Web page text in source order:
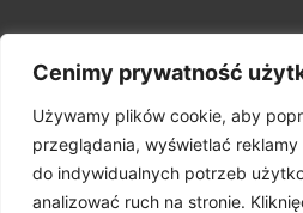
Cenimy prywatność
Używamy plików cookie, aby
przeglądania, wyświetlać
do indywidualnych potrzeb
analizować ruch na stronie.
ul.
43-100